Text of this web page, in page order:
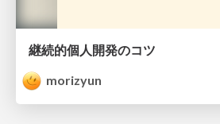
継続的個人開発のコツ
morizyun